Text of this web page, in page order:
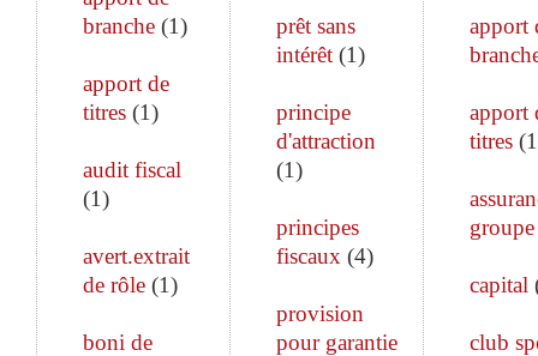
branche (1)
apport de
titres (1)
audit fiscal
(1)
avert.extrait
de rôle (1)
boni de
prêt sans
intérêt(1)
principe
d'attraction
(1)
principes
fiscaux (4)
provision
pour garantie
apport
apport
titres(1
groupe
capital
club